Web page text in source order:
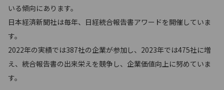
いる傾向にあります。
日本経済新聞社は毎年、日経統合報告書アワードを開催していま
す。
2022年の実績では387社の企業が参加し、2023年では475社に増
え、統合報告書の出来栄えを競争し、企業価値向上に努めていま
す。